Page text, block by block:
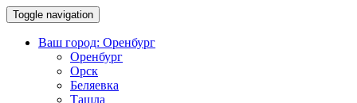
Toggle navigation
Ваш город: Оренбург
Оренбург
Орск
Беляевка
Ташла